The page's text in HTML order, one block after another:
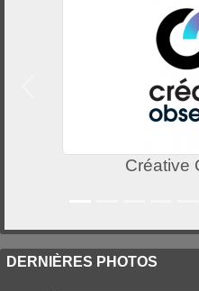
Créative
DERNIÈRES PHOTOS